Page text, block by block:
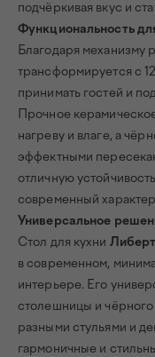
подчёркивая вкус и
Функциональность
Благодаря механизму
трансформируется с
принимать гостей и
Прочное
нагреву и влаге, а
эффектными
отличную
современный
Универсальное
Стол для кухни
в современном,
интерьере. Его
столешницы и
разными стульями и
гармоничные и